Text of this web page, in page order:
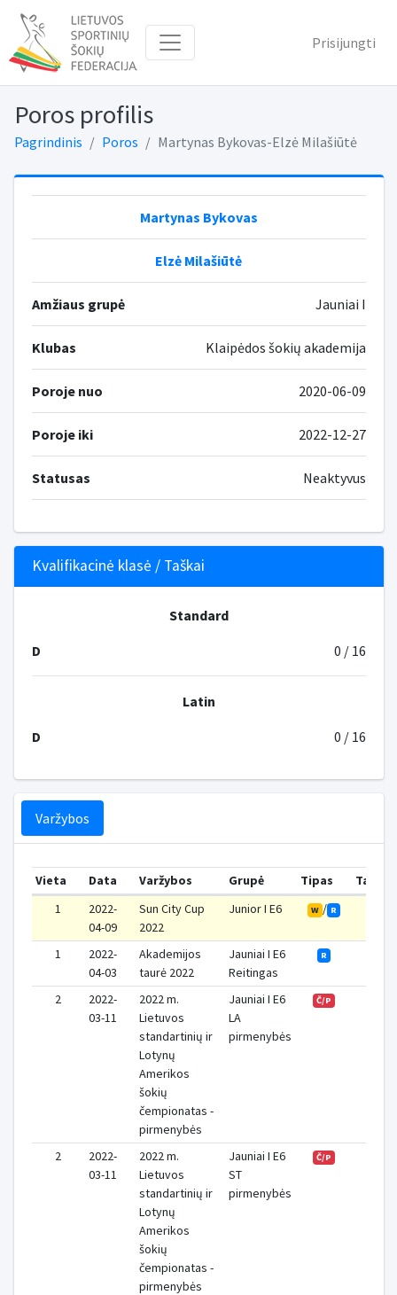
Prisijungti
Poros profilis
Pagrindinis Poros Martynas Bykovas-Elzė Milašiūtė
Martynas Bykovas
Elzė Milašiūtė
Amžiaus grupė Jauniai I
Klubas Klaipėdos šokių akademija
Poroje nuo 2020-06-09
Poroje iki 2022-12-27
Statusas Neaktyvus
Kvalifikacinė klasė / Taškai
Standard
D
0 / 16
Latin
D
0 / 16
Varžybos
Vieta Data Varžybos Grupė Tipas
Taškai
1
2022-
04-09
Sun City Cup
2022
Junior I E6 W / R
1
2022-
04-03
Akademijos
taurė 2022
Jauniai I E6
Reitingas
R
2
2022-
03-11
2022 m.
Lietuvos
standartinių ir
Lotynų
Amerikos
šokių
čempionatas -
pirmenybės
Jauniai I E6
LA
pirmenybės
Č/P
2
2022-
03-11
2022 m.
Lietuvos
standartinių ir
Lotynų
Amerikos
šokių
čempionatas -
pirmenybės
Jauniai I E6
ST
pirmenybės
Č/P